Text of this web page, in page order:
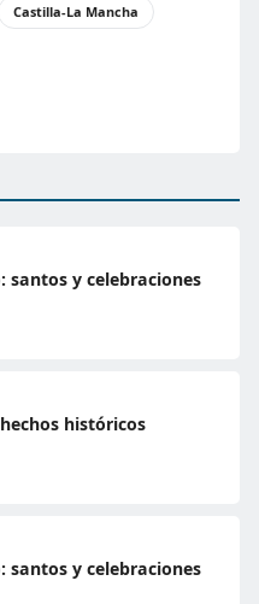
Castilla-La Mancha
santos y celebraciones
históricos
santos y celebraciones